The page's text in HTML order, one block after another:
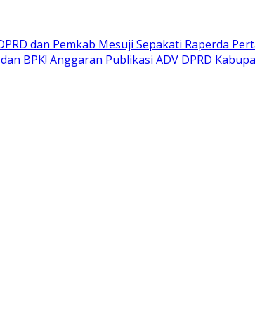
dan Pemkab Mesuji Sepakati Raperda
BPK! Anggaran Publikasi ADV DPRD